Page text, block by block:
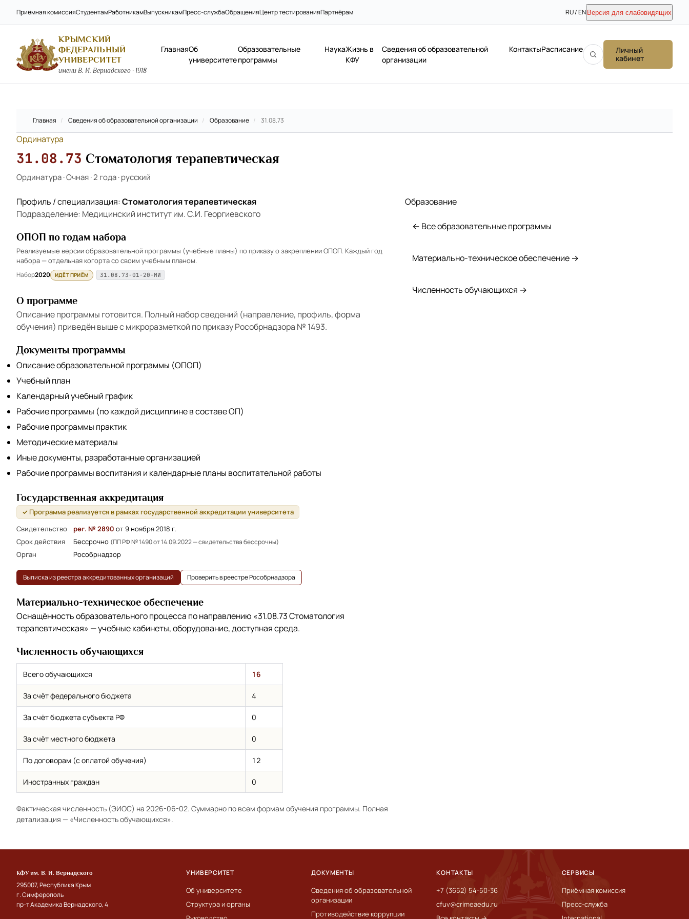
Приёмная комиссияСтудентамРаботникамВыпускникамПресс-службаОбращенияЦентр тестированияПартнёрам RU / EN Версия для слабовидящих
КРЫМСКИЙ
ФЕДЕРАЛЬНЫЙ
УНИВЕРСИТЕТ
имени В. И. Вернадского · 1918
ГлавнаяОб
университете
Образовательные
программы
НаукаЖизнь в
КФУ
Сведения об образовательной
организации
КонтактыРасписание
Личный
кабинет
Главная / Сведения об образовательной организации / Образование / 31.08.73
Ординатура
31.08.73 Стоматология терапевтическая
Ординатура·Очная·2 года·русский
Профиль / специализация:Стоматология терапевтическая
Подразделение: Медицинский институт им. С.И. Георгиевского
ОПОП по годам набора
Реализуемые версии образовательной программы (учебные планы) по приказу о закреплении ОПОП. Каждый год
набора — отдельная когорта со своим учебным планом.
Набор2020 ИДЁТ ПРИЁМ 31.08.73-01-20-МИ
О программе
Описание программы готовится. Полный набор сведений (направление, профиль, форма
обучения) приведён выше с микроразметкой по приказу Рособрнадзора № 1493.
Документы программы
Описание образовательной программы (ОПОП)
Учебный план
Календарный учебный график
Рабочие программы (по каждой дисциплине в составе ОП)
Рабочие программы практик
Методические материалы
Иные документы, разработанные организацией
Рабочие программы воспитания и календарные планы воспитательной работы
Государственная аккредитация
✓ Программа реализуется в рамках государственной аккредитации университета
Свидетельство
рег. № 2890 от 9 ноября 2018 г.
Срок действия
Бессрочно (ПП РФ № 1490 от 14.09.2022 — свидетельства бессрочны)
Орган Рособрнадзор
Выписка из реестра аккредитованных организаций Проверить в реестре Рособрнадзора
Материально-техническое обеспечение
Оснащённость образовательного процесса по направлению «31.08.73 Стоматология
терапевтическая» — учебные кабинеты, оборудование, доступная среда.
Численность обучающихся
Всего обучающихся 16
За счёт федерального бюджета 4
За счёт бюджета субъекта РФ 0
За счёт местного бюджета 0
По договорам (с оплатой обучения) 12
Иностранных граждан 0
Фактическая численность (ЭИОС) на 2026-06-02. Суммарно по всем формам обучения программы. Полная
детализация — «Численность обучающихся».
Образование
← Все образовательные программы
Материально-техническое обеспечение →
Численность обучающихся →
КФУ им. В. И. Вернадского
295007, Республика Крым
г. Симферополь
пр-т Академика Вернадского, 4
УНИВЕРСИТЕТ
Об университете
Структура и органы
ДОКУМЕНТЫ
Сведения об образовательной
организации
Противодействие коррупции
КОНТАКТЫ
+7 (3652) 54-50-36
cfuv@crimeaedu.ru
СЕРВИСЫ
Приёмная комиссия
Пресс-служба